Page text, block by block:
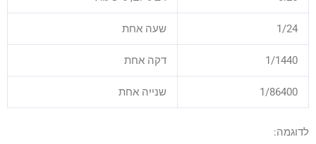
1/24 שעה אחת
1/1440 דקה אחת
1/86400 שנייה אחת
לדוגמה: